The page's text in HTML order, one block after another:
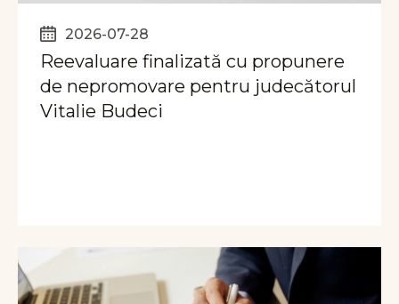
2026-07-28
Reevaluare finalizată cu propunere
de nepromovare pentru judecătorul
Vitalie Budeci